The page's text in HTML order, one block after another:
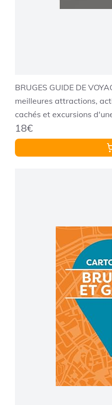
BRUGES GUIDE DE
meilleures attractions,
cachés et excursions
voyageurs aventureux
18€